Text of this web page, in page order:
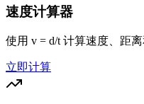
速度计算器
使用 v = d/t 计算速度、距
立即计算